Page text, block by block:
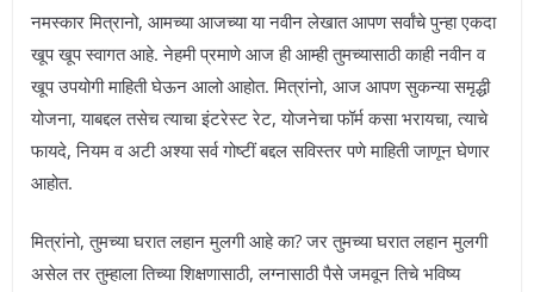
नमस्कार मित्रानो, आमच्या आजच्या या नवीन लेखात आपण सर्वांचे पुन्हा एकदा
खूप खूप स्वागत आहे. नेहमी प्रमाणे आज ही आम्ही तुमच्यासाठी काही नवीन व
खूप उपयोगी माहिती घेऊन आलो आहोत. मित्रांनो, आज आपण सुकन्या समृद्धी
योजना, याबद्दल तसेच त्याचा इंटरेस्ट रेट, योजनेचा फॉर्म कसा भरायचा, त्याचे
फायदे, नियम व अटी अश्या सर्व गोष्टीं बद्दल सविस्तर पणे माहिती जाणून घेणार
आहोत.
मित्रांनो, तुमच्या घरात लहान मुलगी आहे का? जर तुमच्या घरात लहान मुलगी
असेल तर तुम्हाला तिच्या शिक्षणासाठी, लग्नासाठी पैसे जमवून तिचे भविष्य